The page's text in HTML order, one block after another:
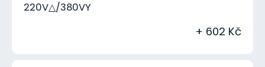
220V△/380VY
+ 602 Kč